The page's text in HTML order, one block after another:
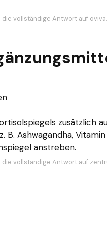
die vollständige Antwort auf
zusätzlich
B. Ashwagandha,
anstreben.
die vollständige Antwort auf